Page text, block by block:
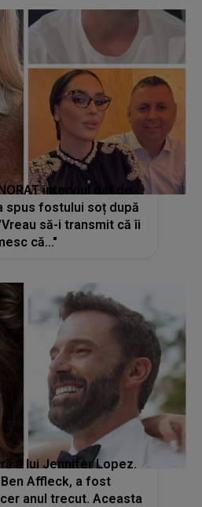
interviul dat de
spus fostului soț după
să-i transmit că îi
că..."
a lui Jennifer Lopez.
Affleck, a fost
anul trecut. Aceasta